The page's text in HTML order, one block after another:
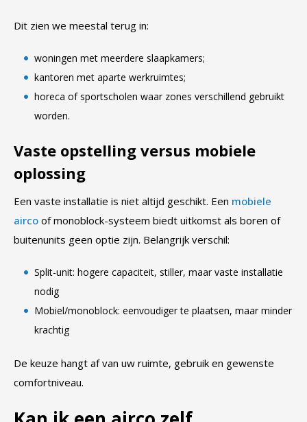
Dit zien we meestal terug in:
woningen met meerdere slaapkamers;
kantoren met aparte werkruimtes;
horeca of sportscholen waar zones verschillend gebruikt
worden.
Vaste opstelling versus mobiele
oplossing
Een vaste installatie is niet altijd geschikt. Een mobiele
airco of monoblock-systeem biedt uitkomst als boren of
buitenunits geen optie zijn. Belangrijk verschil:
Split-unit: hogere capaciteit, stiller, maar vaste installatie
nodig
Mobiel/monoblock: eenvoudiger te plaatsen, maar minder
krachtig
De keuze hangt af van uw ruimte, gebruik en gewenste
comfortniveau.